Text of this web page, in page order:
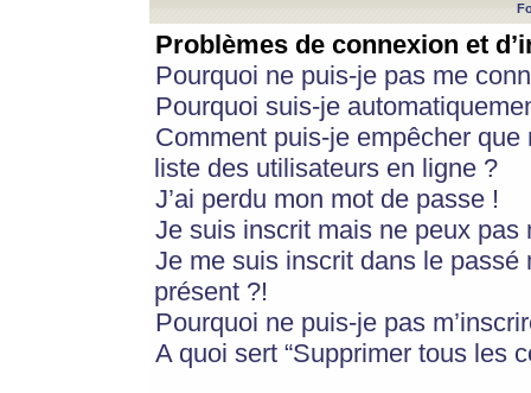
Problèmes de connexion et
Pourquoi ne puis-je pas me
Pourquoi suis-je
Comment puis-je empêcher
liste des utilisateurs en ligne ?
J’ai perdu mon mot de passe !
Je suis inscrit mais ne peux pas
Je me suis inscrit dans le
présent ?!
Pourquoi ne puis-je pas
A quoi sert “Supprimer tous les